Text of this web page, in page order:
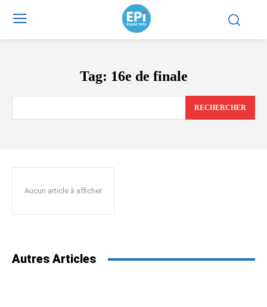
Tag: 16e de finale
RECHERCHER
Aucun article à afficher
Autres Articles